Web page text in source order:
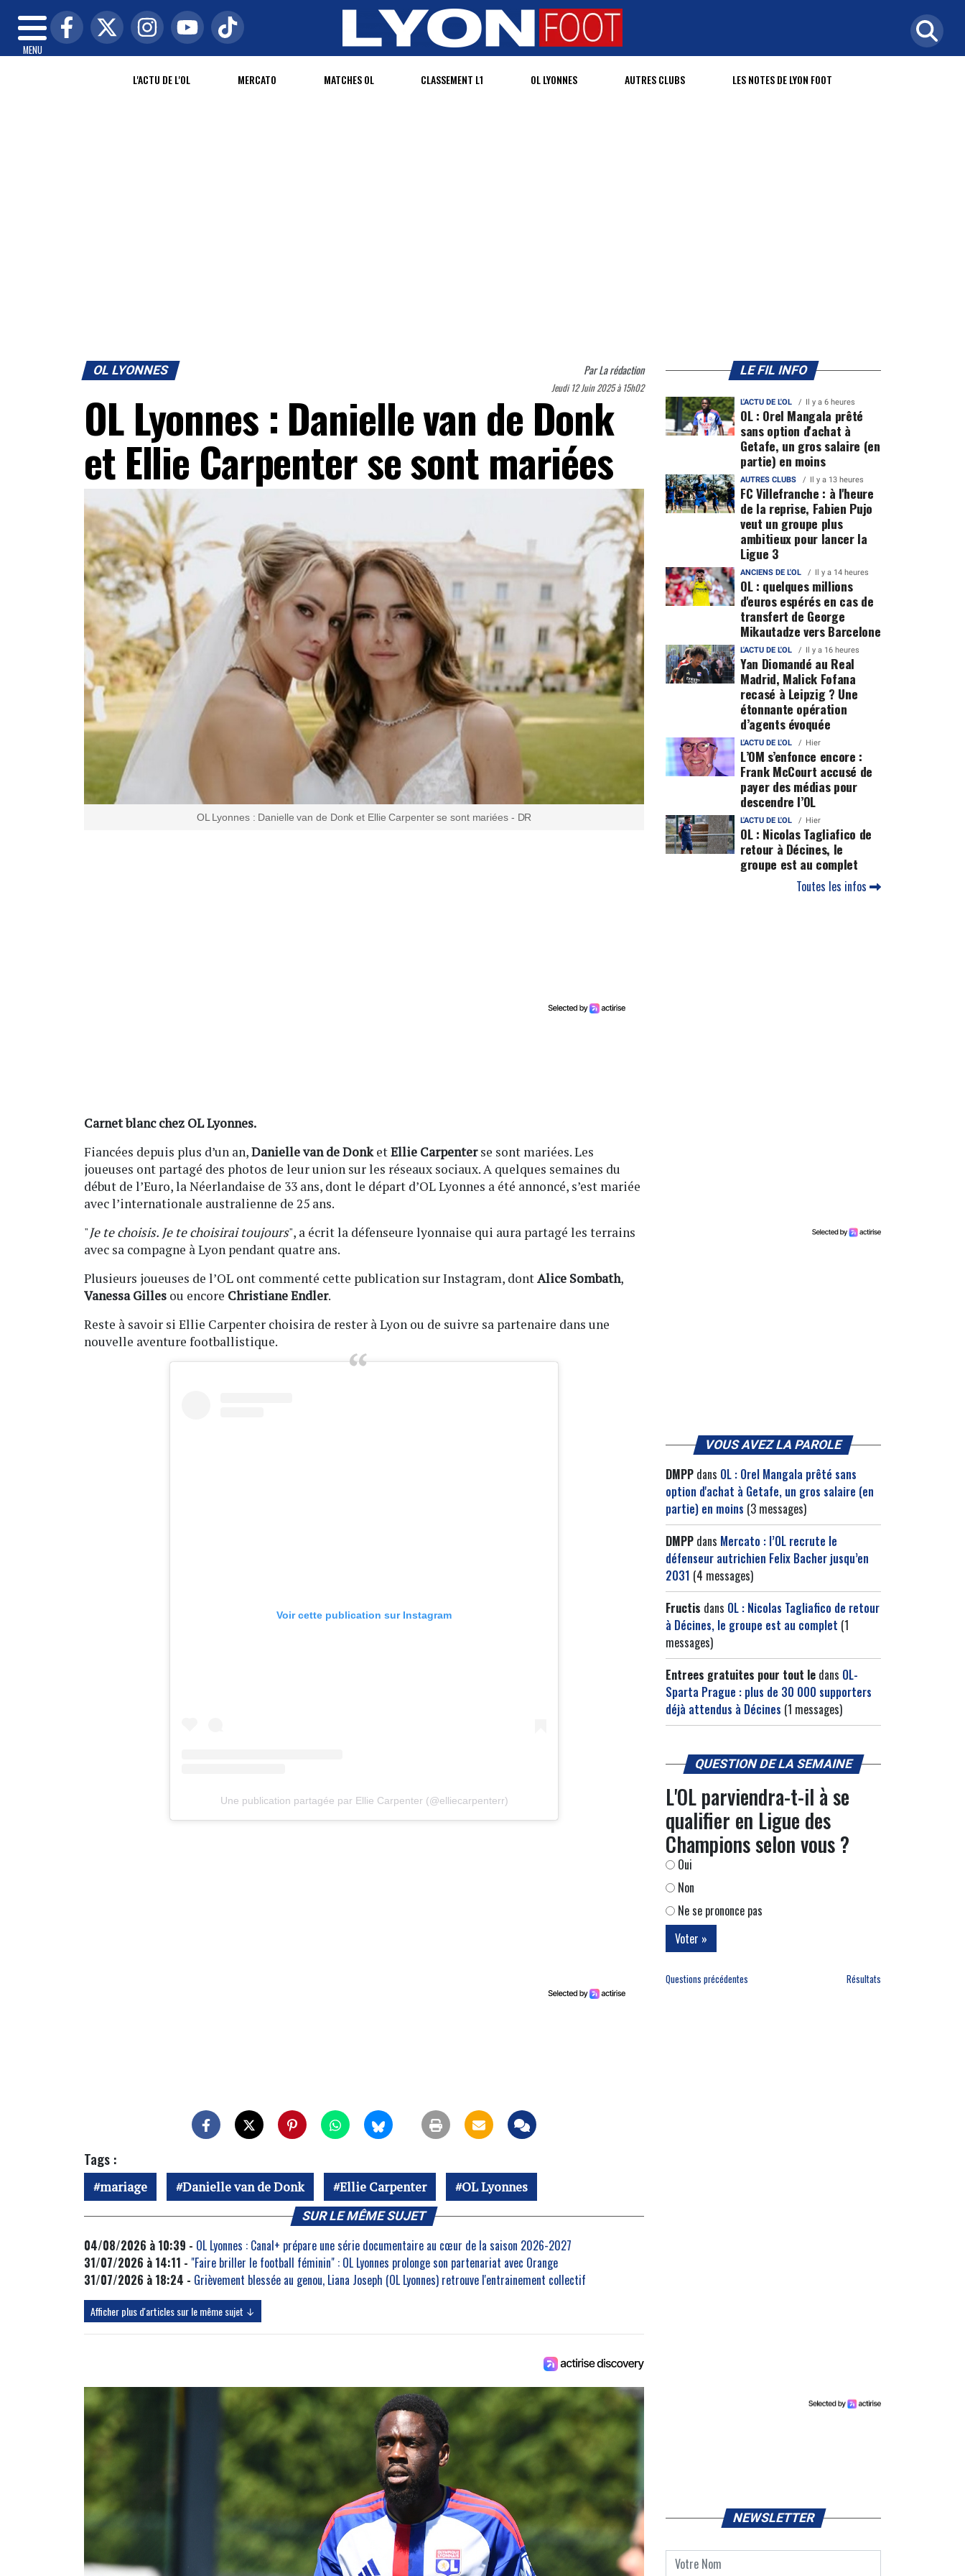
MENU
L'ACTU DE L'OL MERCATO MATCHES OL CLASSEMENT L1 OL LYONNES AUTRES CLUBS LES NOTES DE LYON FOOT
OL LYONNES ParLa rédaction
Jeudi 12 Juin 2025 à 15h02
OL Lyonnes : Danielle van de Donk
et Ellie Carpenter se sont mariées
OL Lyonnes : Danielle van de Donk et Ellie Carpenter se sont mariées - DR
Carnet blanc chez OL Lyonnes.
Fiancées depuis plus d’un an,Danielle van de DonketEllie Carpenterse sont mariées. Les
joueuses ont partagé des photos de leur union sur les réseaux sociaux. A quelques semaines du
début de l’Euro, la Néerlandaise de 33 ans, dont le départ d’OL Lyonnes a été annoncé, s’est mariée
avec l’internationale australienne de 25 ans.
"Je te choisis. Je te choisirai toujours", a écrit la défenseure lyonnaise qui aura partagé les terrains
avec sa compagne à Lyon pendant quatre ans.
Plusieurs joueuses de l’OL ont commenté cette publication sur Instagram, dontAlice Sombath,
Vanessa Gilles ou encore Christiane Endler.
Reste à savoir si Ellie Carpenter choisira de rester à Lyon ou de suivre sa partenaire dans une
nouvelle aventure footballistique.
Voir cette publication sur Instagram
Une publication partagée par Ellie Carpenter (@elliecarpenterr)
Tags :
mariage Danielle van de Donk Ellie Carpenter OL Lyonnes
SUR LE MÊME SUJET
04/08/2026 à 10:39 - OL Lyonnes : Canal+ prépare une série documentaire au cœur de la saison 2026-2027
31/07/2026 à 14:11 - "Faire briller le football féminin" : OL Lyonnes prolonge son partenariat avec Orange
31/07/2026 à 18:24 - Grièvement blessée au genou, Liana Joseph (OL Lyonnes) retrouve l'entrainement collectif
Afficher plus d'articles sur le même sujet ↓
LE FIL INFO
L'ACTU DE L'OL Il y a 6 heures
OL : Orel Mangala prêté
sans option d'achat à
Getafe, un gros salaire (en
partie) en moins
AUTRES CLUBS Il y a 13 heures
FC Villefranche : à l'heure
de la reprise, Fabien Pujo
veut un groupe plus
ambitieux pour lancer la
Ligue 3
ANCIENS DE L'OL Il y a 14 heures
OL : quelques millions
d'euros espérés en cas de
transfert de George
Mikautadze vers Barcelone
L'ACTU DE L'OL Il y a 16 heures
Yan Diomandé au Real
Madrid, Malick Fofana
recasé à Leipzig ? Une
étonnante opération
d’agents évoquée
L'ACTU DE L'OL Hier
L’OM s’enfonce encore :
Frank McCourt accusé de
payer des médias pour
descendre l’OL
L'ACTU DE L'OL Hier
OL : Nicolas Tagliafico de
retour à Décines, le
groupe est au complet
Toutes les infos
VOUS AVEZ LA PAROLE
DMPP dans OL : Orel Mangala prêté sans
option d'achat à Getafe, un gros salaire (en
partie) en moins (3 messages)
DMPP dans Mercato : l’OL recrute le
défenseur autrichien Felix Bacher jusqu’en
2031 (4 messages)
Fructis dans OL : Nicolas Tagliafico de retour
à Décines, le groupe est au complet (1
messages)
Entrees gratuites pour tout le dans OL-
Sparta Prague : plus de 30 000 supporters
déjà attendus à Décines (1 messages)
QUESTION DE LA SEMAINE
L'OL parviendra-t-il à se
qualifier en Ligue des
Champions selon vous ?
Oui
Non
Ne se prononce pas
Questions précédentes Résultats
NEWSLETTER